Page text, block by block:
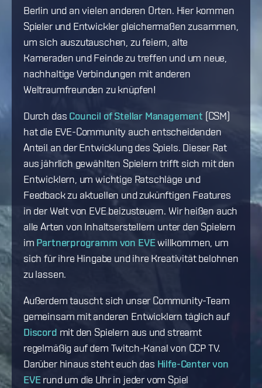
Berlin und an vielen anderen Orten. Hier kommen
Spieler und Entwickler gleichermaßen zusammen,
um sich auszutauschen, zu feiern, alte
Kameraden und Feinde zu treffen und um neue,
nachhaltige Verbindungen mit anderen
Weltraumfreunden zu knüpfen!
Durch das Council of Stellar Management (CSM)
hat die EVE-Community auch entscheidenden
Anteil an der Entwicklung des Spiels. Dieser Rat
aus jährlich gewählten Spielern trifft sich mit den
Entwicklern, um wichtige Ratschläge und
Feedback zu aktuellen und zukünftigen Features
in der Welt von EVE beizusteuern. Wir heißen auch
alle Arten von Inhaltserstellern unter den Spielern
im Partnerprogramm von EVEwillkommen, um
sich für ihre Hingabe und ihre Kreativität belohnen
zu lassen.
Außerdem tauscht sich unser Community-Team
gemeinsam mit anderen Entwicklern täglich auf
Discord mit den Spielern aus und streamt
regelmäßig auf dem Twitch-Kanal von CCP TV.
Darüber hinaus steht euch das Hilfe-Center von
EVErund um die Uhr in jeder vom Spiel